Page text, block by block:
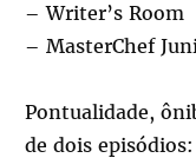
– Writer’s Room
– MasterChef
Pontualidade,
de dois